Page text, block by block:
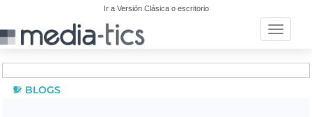
Ir a Versión Clásica o escritorio
Toggle
BLOGS